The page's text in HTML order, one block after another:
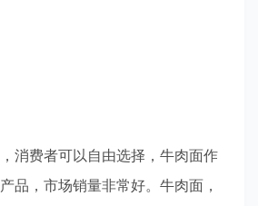
消费者可以自由选择，牛肉面作
品，市场销量非常好。牛肉面，